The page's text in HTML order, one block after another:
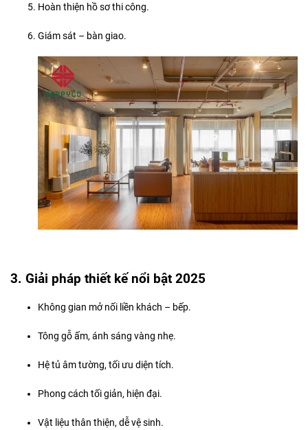
Hoàn thiện hồ sơ thi công.
Giám sát – bàn giao.
3. Giải pháp thiết kế nổi bật 2025
Không gian mở nối liền khách – bếp.
Tông gỗ ấm, ánh sáng vàng nhẹ.
Hệ tủ âm tường, tối ưu diện tích.
Phong cách tối giản, hiện đại.
Vật liệu thân thiện, dễ vệ sinh.